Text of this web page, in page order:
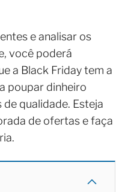
e analisar os
você poderá
a Black Friday tem a
poupar dinheiro
qualidade. Esteja
de ofertas e faça